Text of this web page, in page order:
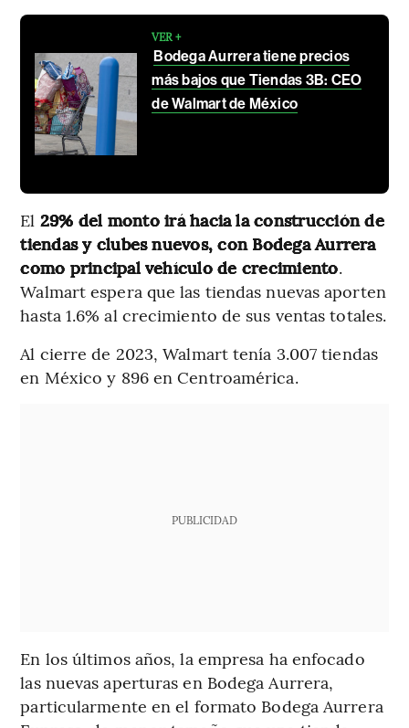
VER +
Bodega Aurrera tiene precios
más bajos que Tiendas 3B: CEO
de Walmart de México
El 29% del monto irá hacia la construcción de
tiendas y clubes nuevos, con Bodega Aurrera
como principal vehículo de crecimiento.
Walmart espera que las tiendas nuevas aporten
hasta 1.6% al crecimiento de sus ventas totales.
Al cierre de 2023, Walmart tenía 3.007 tiendas
en México y 896 en Centroamérica.
PUBLICIDAD
En los últimos años, la empresa ha enfocado
las nuevas aperturas en Bodega Aurrera,
particularmente en el formato Bodega Aurrera